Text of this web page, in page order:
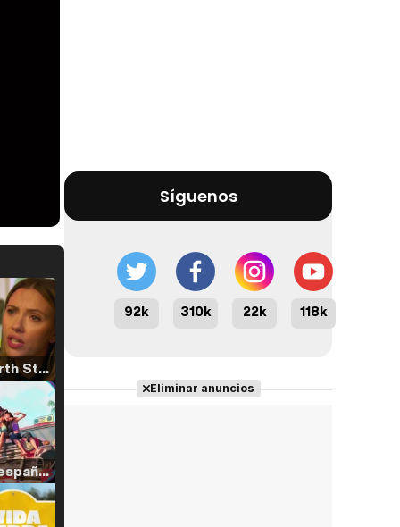
Tráiler 'North Star' (2023)
Tráiler en español de 'La isla olvidada'
Síguenos
92k 310k 22k 118k
Eliminar anuncios